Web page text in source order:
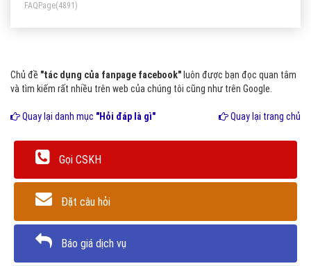
FAQPage(4891)
Chủ đề "tác dụng của fanpage facebook" luôn được bạn đọc quan tâm
và tìm kiếm rất nhiều trên web của chúng tôi cũng như trên Google.
Quay lại danh mục "Hỏi đáp là gì" Quay lại trang chủ
Gọi CSKH
Đặt câu hỏi
Báo giá dịch vụ